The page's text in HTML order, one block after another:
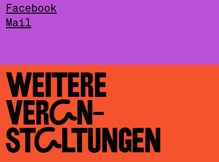
Facebook
Mail
WEITERE
VERAN­
STALTUNGEN